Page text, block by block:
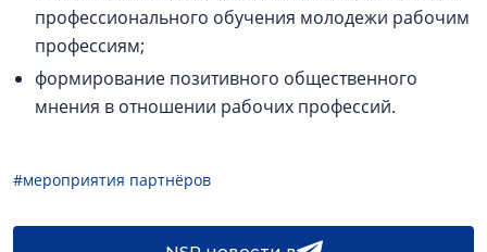
профессионального обучения молодежи рабочим
профессиям;
формирование позитивного общественного
мнения в отношении рабочих профессий.
#мероприятия партнёров